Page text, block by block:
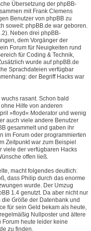
Übersetzung der phpBB-
mit Frank Clemens
Benutzer von phpBB zu
soweit: phpBB.de war geboren.
Neben drei phpBB-
dem Vorgänger der
Forum für Neuigkeiten rund
für Coding & Technik,
wurde auf phpBB.de
Sprachdateien verfügbar
der Begriff Hacks war
rasant. Schon bald
Hilfe von anderen
»floyd« Moderator und wenig
auch viele andere Benutzer
gesammelt und gaben ihr
im Forum oder programmierten
Zeitpunkt war zum Beispiel
viele der verfügbaren Hacks
offen ließ.
macht folgendes deutlich:
dass Philip durch das enorme
wurde. Der Umzug
1.4 genutzt. Da aber nicht nur
Größe der Datenbank und
für sein Geld bekam als heute,
Nullposter und ältere
Forum heute leider keine
zu finden.